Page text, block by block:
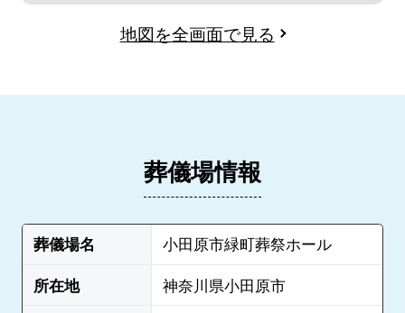
地図を全画面で見る
葬儀場情報
葬儀場名
小田原市緑町葬祭ホール
所在地
神奈川県小田原市